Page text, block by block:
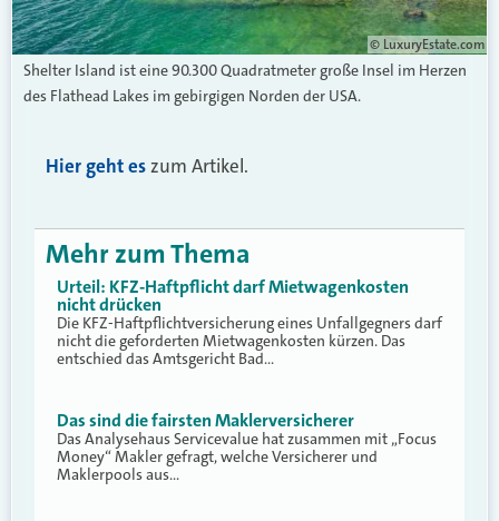
© LuxuryEstate.com
Shelter Island ist eine 90.300 Quadratmeter große Insel im Herzen
des Flathead Lakes im gebirgigen Norden der USA.
Hier geht eszum Artikel.
Mehr zum Thema
Urteil: KFZ-Haftpflicht darf Mietwagenkosten
nicht drücken
Die KFZ-Haftpflichtversicherung eines Unfallgegners darf
nicht die geforderten Mietwagenkosten kürzen. Das
entschied das Amtsgericht Bad…
Das sind die fairsten Maklerversicherer
Das Analysehaus Servicevalue hat zusammen mit „Focus
Money“ Makler gefragt, welche Versicherer und
Maklerpools aus…